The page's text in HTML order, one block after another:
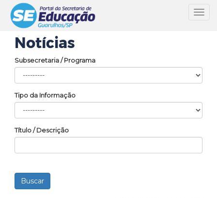
Notícias
Subsecretaria / Programa
Tipo da Informação
Título / Descrição